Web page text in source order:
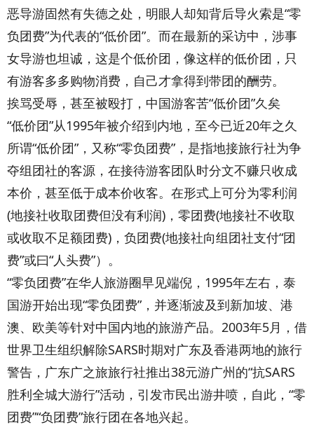
恶导游固然有失德之处，明眼人却知背后导火索是“零
负团费”为代表的“低价团”。而在最新的采访中，涉事
女导游也坦诚，这是个低价团，像这样的低价团，只
有游客多多购物消费，自己才拿得到带团的酬劳。
挨骂受辱，甚至被殴打，中国游客苦“低价团”久矣
“低价团”从1995年被介绍到内地，至今已近20年之久
所谓“低价团”，又称“零负团费”，是指地接旅行社为争
夺组团社的客源，在接待游客团队时分文不赚只收成
本价，甚至低于成本价收客。在形式上可分为零利润
(地接社收取团费但没有利润)，零团费(地接社不收取
或收取不足额团费)，负团费(地接社向组团社支付“团
费”或曰“人头费”）。
“零负团费”在华人旅游圈早见端倪，1995年左右，泰
国游开始出现“零负团费”，并逐渐波及到新加坡、港
澳、欧美等针对中国内地的旅游产品。2003年5月，借
世界卫生组织解除SARS时期对广东及香港两地的旅行
警告，广东广之旅旅行社推出38元游广州的“抗SARS
胜利全城大游行”活动，引发市民出游井喷，自此，“零
团费”“负团费”旅行团在各地兴起。